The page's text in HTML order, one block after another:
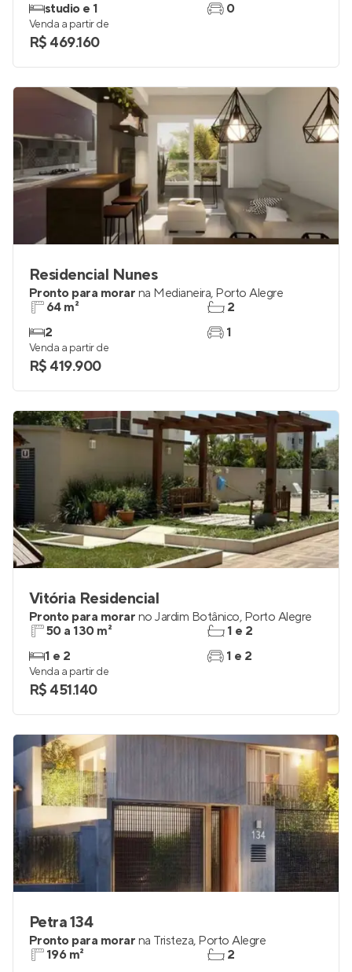
studio e 1
0
Venda a partir de
R$ 469.160
Residencial Nunes
Pronto para morar na Medianeira, Porto Alegre
64 m²
2
2
1
Venda a partir de
R$ 419.900
Vitória Residencial
Pronto para morar no Jardim Botânico, Porto Alegre
50 a 130 m²
1 e 2
1 e 2
1 e 2
Venda a partir de
R$ 451.140
Petra 134
Pronto para morar na Tristeza, Porto Alegre
196 m²
2